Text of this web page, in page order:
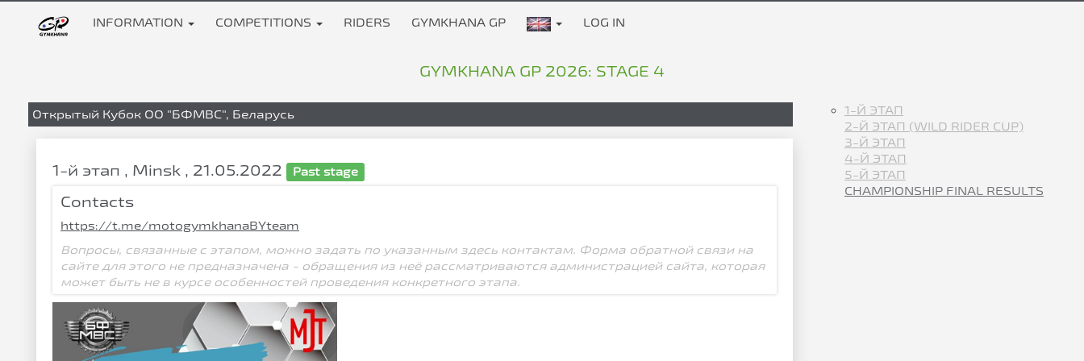
INFORMATION COMPETITIONS RIDERS GYMKHANA GP LOG IN
GYMKHANA GP 2026: STAGE 4
Открытый Кубок ОО "БФМВС", Беларусь
1-й этап , Minsk , 21.05.2022 Past stage
Contacts
https://t.me/motogymkhanaBYteam
Вопросы, связанные с этапом, можно задать по указанным здесь контактам. Форма обратной связи на
сайте для этого не предназначена - обращения из неё рассматриваются администрацией сайта, которая
может быть не в курсе особенностей проведения конкретного этапа.
1-Й ЭТАП
2-Й ЭТАП (WILD RIDER CUP)
3-Й ЭТАП
4-Й ЭТАП
5-Й ЭТАП
CHAMPIONSHIP FINAL RESULTS